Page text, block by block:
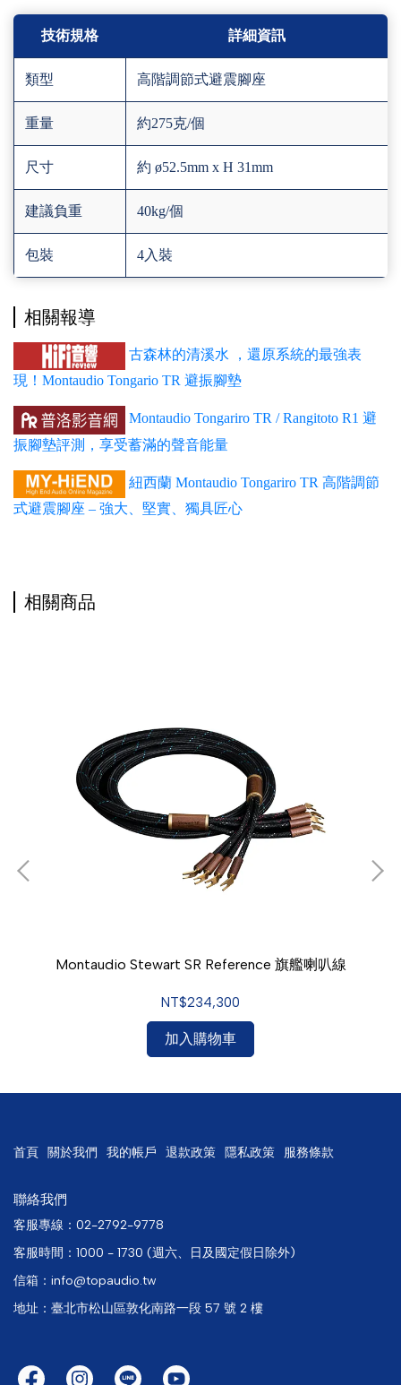
技術規格 詳細資訊
類型 高階調節式避震腳座
重量 約275克/個
尺寸 約 ø52.5mm x H 31mm
建議負重 40kg/個
包裝 4入裝
相關報導
古森林的清溪水 ，還原系統的最強表
現！Montaudio Tongario TR 避振腳墊
Montaudio Tongariro TR / Rangitoto R1 避
振腳墊評測，享受蓄滿的聲音能量
紐西蘭 Montaudio Tongariro TR 高階調節
式避震腳座 – 強大、堅實、獨具匠心
相關商品
Montaudio Stewart SR Reference 旗艦喇叭線
NT$234,300
加入購物車
首頁 關於我們 我的帳戶 退款政策 隱私政策 服務條款
聯絡我們
客服專線：02-2792-9778
客服時間：1000 - 1730 (週六、日及國定假日除外)
信箱：info@topaudio.tw
地址：臺北市松山區敦化南路一段 57 號 2 樓